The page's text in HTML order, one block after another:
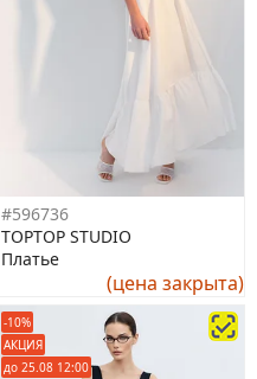
#596736
TOPTOP STUDIO
Платье
(цена закрыта)
-10%
АКЦИЯ
до 25.08 12:00